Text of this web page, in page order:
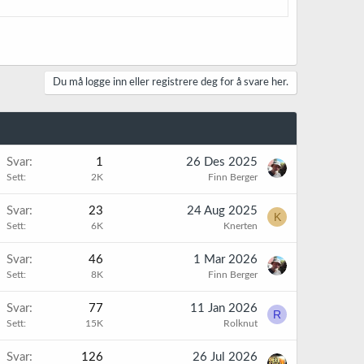
Du må logge inn eller registrere deg for å svare her.
Svar 1
Sett 2K
26 Des 2025
Finn Berger
Svar 23
Sett 6K
24 Aug 2025
Knerten
K
Svar 46
Sett 8K
1 Mar 2026
Finn Berger
Svar 77
Sett 15K
11 Jan 2026
Rolknut
R
Svar 126 26 Jul 2026